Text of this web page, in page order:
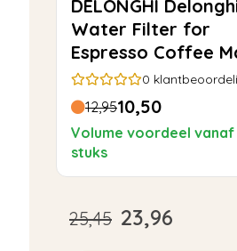
DELONGHI Delonghi
Water Filter for
Espresso Coffee
DLS C002 SER3017
DLSC002
0
12,9510,50
Volume voordeel vanaf
stuks
25,45 23,96